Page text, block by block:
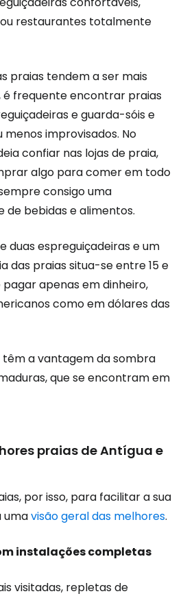
restaurantes totalmente
praias tendem a ser mais
é frequente encontrar praias
e guarda-sóis e
improvisados. No
confiar nas lojas de praia,
algo para comer em todo
consigo uma
de bebidas e alimentos.
duas espreguiçadeiras e um
das praias situa-se entre 15 e
pagar apenas em dinheiro,
como em dólares das
têm a vantagem da sombra
que se encontram em
praias de Antígua e
por isso, para facilitar a sua
umavisão geral das melhores.
instalações completas
visitadas, repletas de